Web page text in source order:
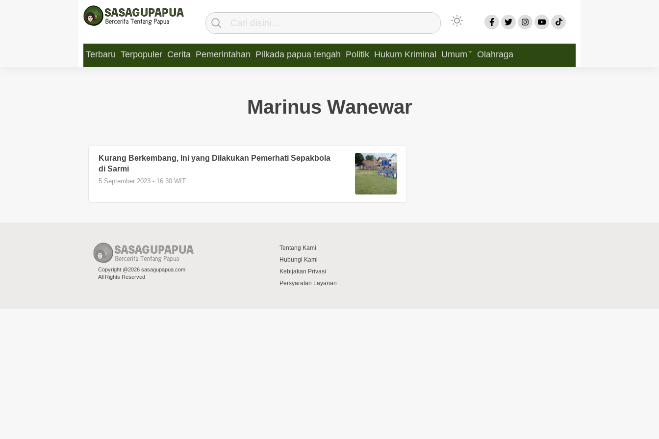
Terbaru Terpopuler Cerita Pemerintahan Pilkada papua tengah Politik Hukum Kriminal Umum Olahraga
Marinus Wanewar
Kurang Berkembang, Ini yang Dilakukan Pemerhati Sepakbola
di Sarmi
5 September 2023 - 16:30 WIT
Copyright @2026 sasagupapua.com
All Rights Reserved
Tentang Kami
Hubungi Kami
Kebijakan Privasi
Persyaratan Layanan